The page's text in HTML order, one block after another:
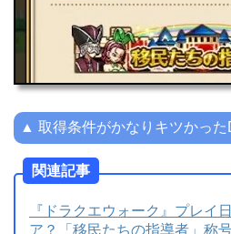
▲ 取得条件がかなりキツかった
関連記事
『ドラクエウォーク』プレイ
ア？「移民たちの指導者」称